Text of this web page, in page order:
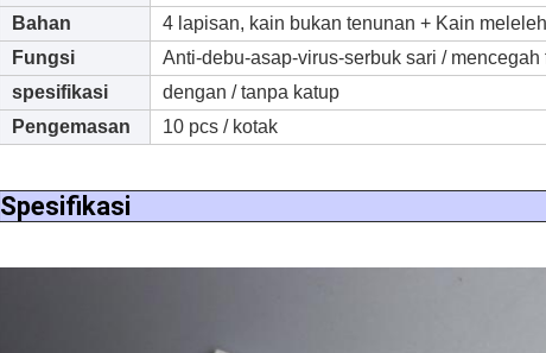
Bahan
4 lapisan, kain bukan tenunan + Kain
Fungsi
Anti-debu-asap-virus-serbuk sari / mencegah
spesifikasi
dengan / tanpa katup
Pengemasan
10 pcs / kotak
Spesifikasi